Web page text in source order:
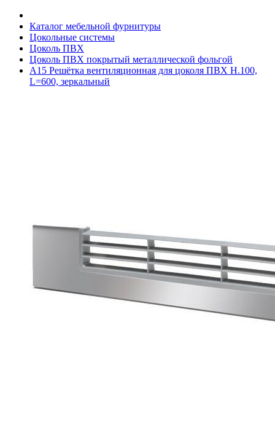
Каталог мебельной фурнитуры
Цокольные системы
Цоколь ПВХ
Цоколь ПВХ покрытый металлической фольгой
A15 Решётка вентиляционная для цоколя ПВХ H.100,
L=600, зеркальный